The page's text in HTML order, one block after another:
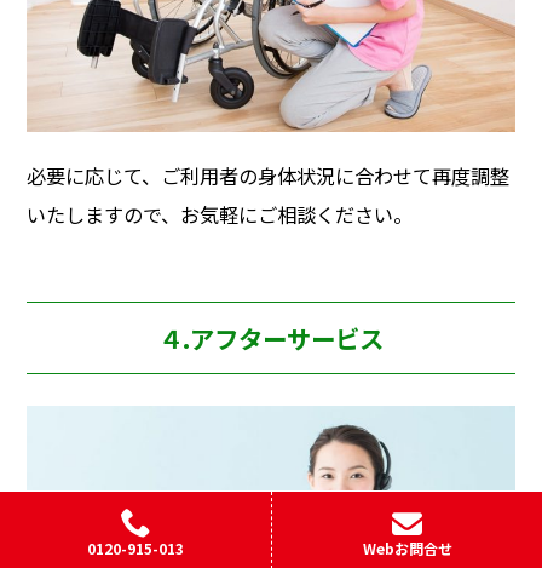
必要に応じて、ご利用者の身体状況に合わせて再度調整
いたしますので、お気軽にご相談ください。
４.アフターサービス
0120-915-013 Webお問合せ